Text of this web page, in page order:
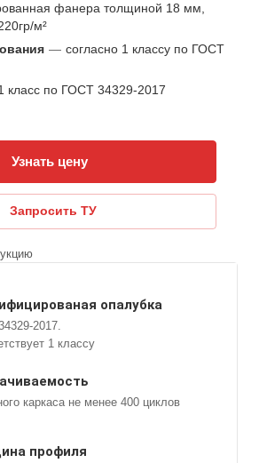
фанера толщиной 18 мм,
м²
— согласно 1 классу по ГОСТ
класс по ГОСТ 34329-2017
Узнать цену
Запросить ТУ
опалубка
2017.
1 классу
каркаса не менее 400 циклов
профиля